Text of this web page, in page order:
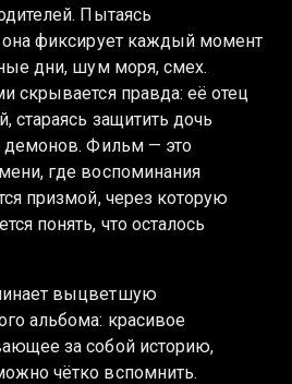
Пытаясь
она фиксирует каждый момент
дни, шум моря, смех.
скрывается правда: её отец
стараясь защитить дочь
демонов. Фильм — это
где воспоминания
призмой, через которую
понять, что осталось
выцветшую
альбома: красивое
за собой историю,
чётко вспомнить.